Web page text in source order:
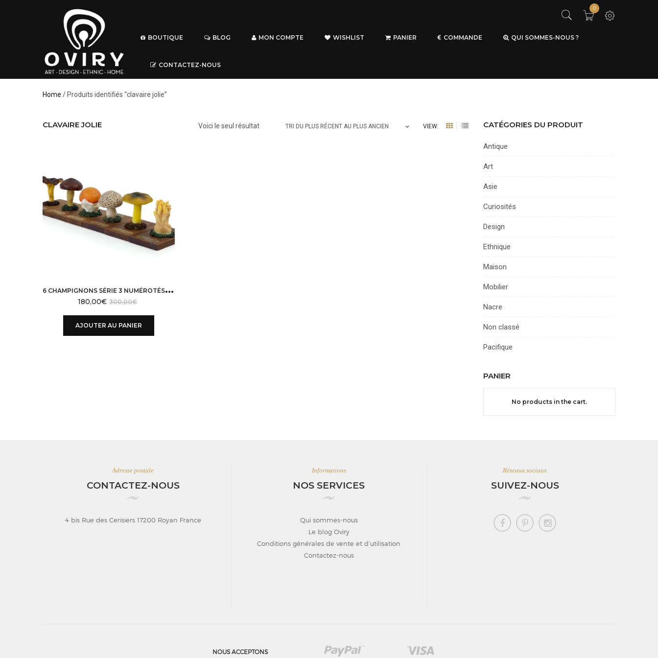
0
BOUTIQUE BLOG MON COMPTE WISHLIST PANIER COMMANDE QUI SOMMES-NOUS ?
CONTACTEZ-NOUS
Home / Produits identifiés “clavaire jolie”
CLAVAIRE JOLIE Voici le seul résultat TRI DU PLUS RÉCENT AU PLUS ANCIEN VIEW:
6
CHAMPIGNONS SÉRIE 3 NUMÉROTÉS MI-XXE ESPAGNE
300,00€
180,00€
AJOUTER AU PANIER
CATÉGORIES DU PRODUIT
Antique
Art
Asie
Curiosités
Design
Ethnique
Maison
Mobilier
Nacre
Non classé
Pacifique
PANIER
No products in the cart.
Adresse postale
CONTACTEZ-NOUS
4 bis Rue des Cerisiers 17200 Royan France
Informations
NOS SERVICES
Qui sommes-nous
Le blog Oviry
Conditions générales de vente et d’utilisation
Contactez-nous
Réseaux sociaux
SUIVEZ-NOUS
NOUS ACCEPTONS